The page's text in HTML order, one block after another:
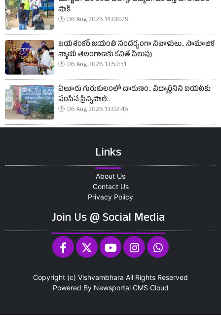
షాక్
06 Aug 2026 14:08:29
జయశంకర్ జయంతి సందర్భంగా నివాళులు.. సామాజిక
న్యాయ తెలంగాణకు కవిత పిలుపు
06 Aug 2026 13:52:51
ఏలూరు గురుకులంలో దారుణం.. విద్యార్థినిని బయటకు
పంపిన ప్రిన్సిపాల్..
06 Aug 2026 13:02:46
Links
About Us
Contact Us
Privacy Policy
Join Us @ Social Media
Copyright (c) Vishvambhara All Rights Reserved
Powered By Newsportal CMS Cloud